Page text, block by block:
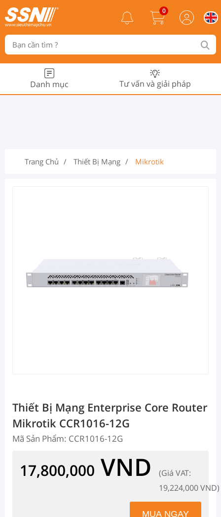
0
Danh mục Tư vấn và giải pháp
Trang Chủ Thiết Bị Mạng Mikrotik
Thiết Bị Mạng Enterprise Core Router
Mikrotik CCR1016-12G
Mã Sản Phẩm: CCR1016-12G
17,800,000 VND
(Giá VAT:
19,224,000 VND)